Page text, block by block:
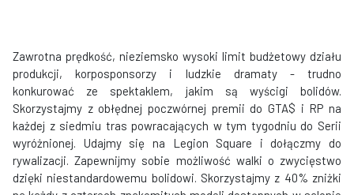
Zawrotna prędkość, nieziemsko wysoki limit budżetowy działu
produkcji, korposponsorzy i ludzkie dramaty - trudno
konkurować ze spektaklem, jakim są wyścigi bolidów.
Skorzystajmy z obłędnej poczwórnej premii do GTA$ i RP na
każdej z siedmiu tras powracających w tym tygodniu do Serii
wyróżnionej. Udajmy się na Legion Square i dołączmy do
rywalizacji. Zapewnijmy sobie możliwość walki o zwycięstwo
dzięki niestandardowemu bolidowi. Skorzystajmy z 40% zniżki